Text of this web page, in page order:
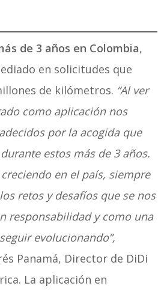
de 3 años en Colombia,
en solicitudes que
de kilómetros. “Al ver
como aplicación nos
por la acogida que
estos más de 3 años.
en el país, siempre
retos y desafíos que se nos
responsabilidad y como una
evolucionando”,
Panamá, Director de DiDi
La aplicación en